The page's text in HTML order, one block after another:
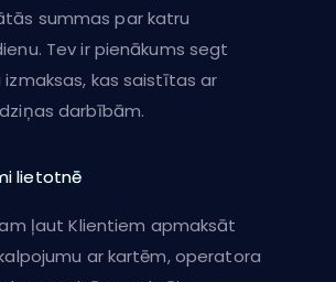
summas par katru
Tev ir pienākums segt
izmaksas, kas saistītas ar
darbībām.
lietotnē
ļaut Klientiem apmaksāt
ar kartēm, operatora